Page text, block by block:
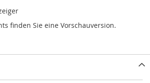
finden Sie eine Vorschauversion.